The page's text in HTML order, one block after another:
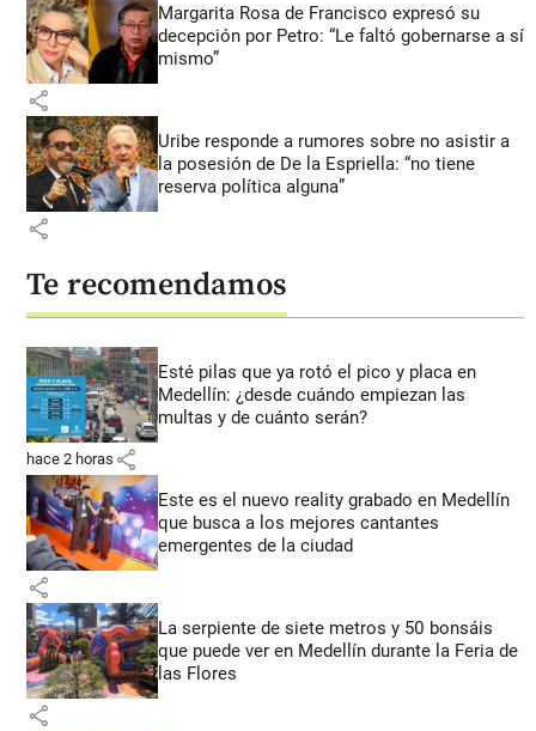
Margarita Rosa de Francisco expresó su
decepción por Petro: “Le faltó gobernarse a sí
mismo”
share
Uribe responde a rumores sobre no asistir a
la posesión de De la Espriella: “no tiene
reserva política alguna”
share
Te recomendamos
Esté pilas que ya rotó el pico y placa en
Medellín: ¿desde cuándo empiezan las
multas y de cuánto serán?
hace 2 horas share
Este es el nuevo reality grabado en Medellín
que busca a los mejores cantantes
emergentes de la ciudad
share
La serpiente de siete metros y 50 bonsáis
que puede ver en Medellín durante la Feria de
las Flores
share